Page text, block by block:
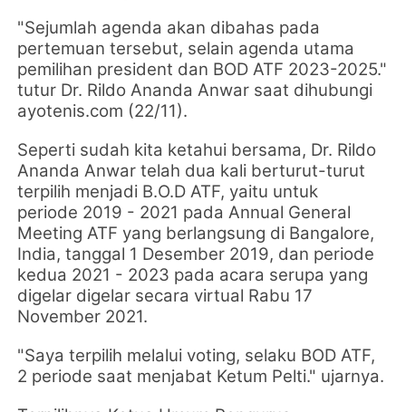
"Sejumlah agenda akan dibahas pada
pertemuan tersebut, selain agenda utama
pemilihan president dan BOD ATF 2023-2025."
tutur Dr. Rildo Ananda Anwar saat dihubungi
ayotenis.com (22/11).
Seperti sudah kita ketahui bersama, Dr. Rildo
Ananda Anwar telah dua kali berturut-turut
terpilih menjadi B.O.D ATF, yaitu untuk
periode 2019 - 2021 padaAnnual General
Meeting ATF yang berlangsung di Bangalore,
India, tanggal 1 Desember 2019, dan periode
kedua 2021 - 2023 pada acara serupa yang
digelar digelar secara virtual Rabu 17
November 2021.
"Saya terpilih melalui voting, selaku BOD ATF,
2 periode saat menjabat Ketum Pelti." ujarnya.